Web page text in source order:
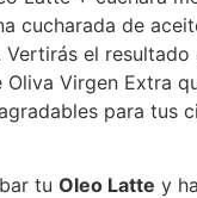
cucharada de
el
Virgen Extra
para tus
tu Oleo Latte y